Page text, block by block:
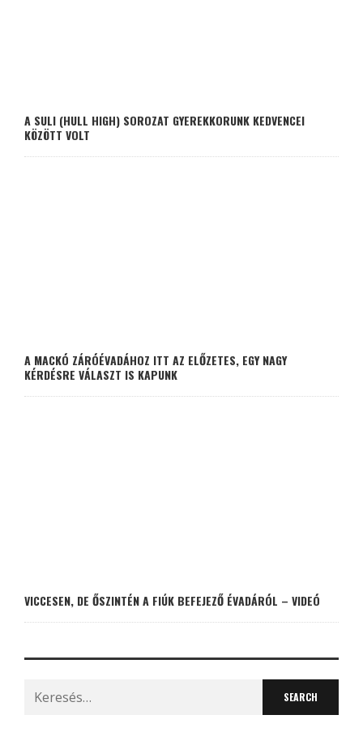
A SULI (HULL HIGH) SOROZAT GYEREKKORUNK KEDVENCEI
KÖZÖTT VOLT
A MACKÓ ZÁRÓÉVADÁHOZ ITT AZ ELŐZETES, EGY NAGY
KÉRDÉSRE VÁLASZT IS KAPUNK
VICCESEN, DE ŐSZINTÉN A FIÚK BEFEJEZŐ ÉVADÁRÓL – VIDEÓ
Search
for: